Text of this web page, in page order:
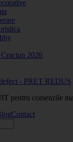
2026
- PRET REDUS
pentru comenzile
Contact